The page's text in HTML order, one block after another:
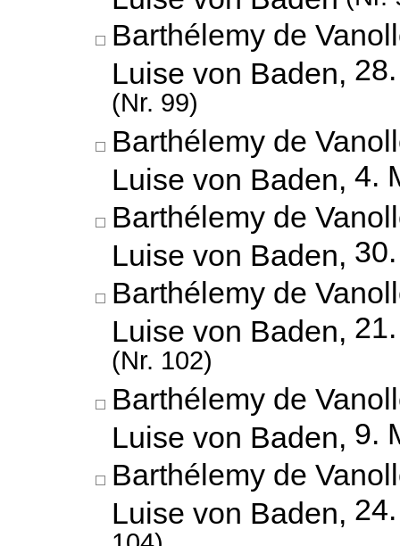
Barthélemy de
Luise von Baden,
(Nr. 99)
Barthélemy de
Luise von Baden, 4.
Barthélemy de
Luise von Baden,
Barthélemy de
Luise von Baden,
(Nr. 102)
Barthélemy de
Luise von Baden, 9.
Barthélemy de
Luise von Baden,